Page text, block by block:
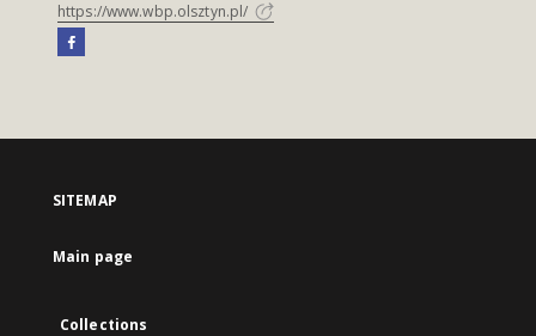
https://www.wbp.olsztyn.pl/
SITEMAP
Main page
Collections